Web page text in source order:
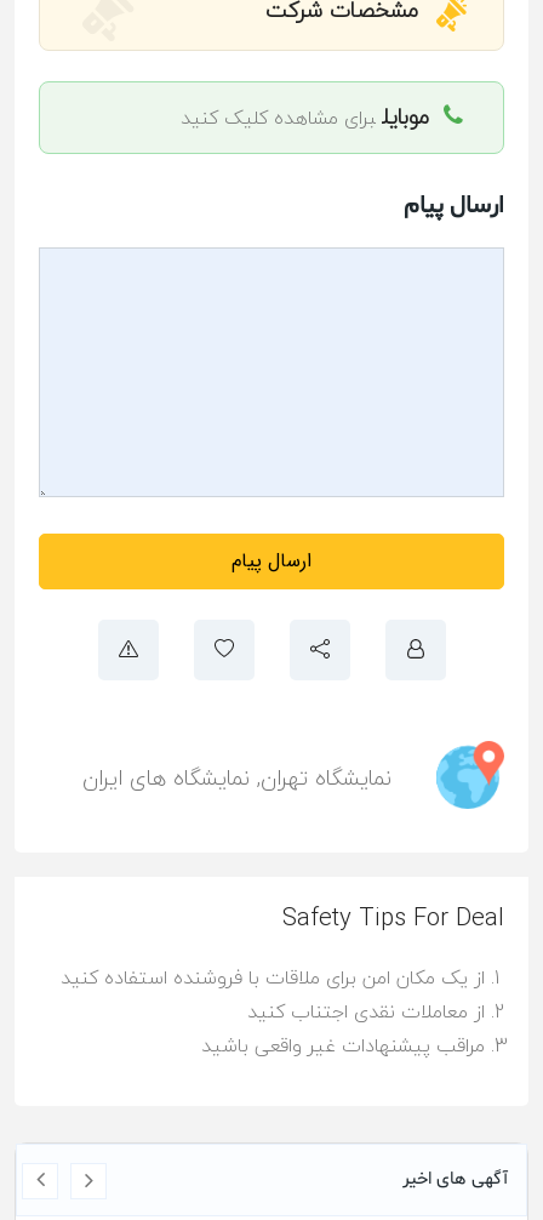
مشخصات شرکت
موبایلبرای مشاهده کلیک کنید
ارسال پیام
ارسال پیام
نمایشگاه تهران, نمایشگاه های ایران
Safety Tips For Deal
از یک مکان امن برای ملاقات با فروشنده استفاده کنید
از معاملات نقدی اجتناب کنید
مراقب پیشنهادات غیر واقعی باشید
آگهی های اخیر